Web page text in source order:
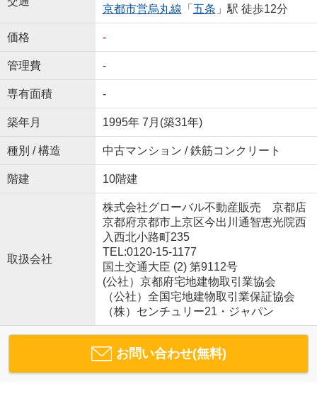
京都市営烏丸線 「 五条 」駅 徒歩12分
価格 -
管理費 -
専有面積 -
築年月 1995年 7月(築31年)
種別 / 構造 中古マンション / 鉄筋コンクリート
階建 10階建
取扱会社
株式会社グローバル不動産販売 京都店
京都府京都市上京区今出川通智恵光院西
入西北小路町235
TEL:0120-15-1177
国土交通大臣 (2) 第9112号
(公社）京都府宅地建物取引業協会
（公社）全国宅地建物取引業保証協会
（株）センチュリー21・ジャパン
お問い合わせ(無料)